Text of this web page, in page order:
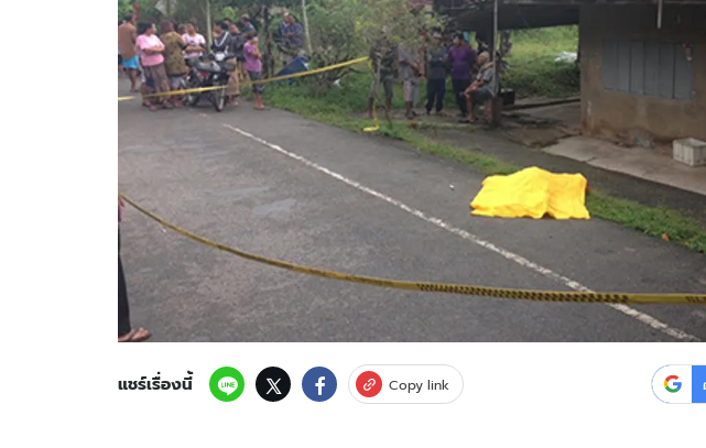
ดาวน์โหลดสนุกแอปฟรี ติดตามสนุกโซเชียลได้ที่
สงวนลิขสิทธิ์ © บริษัท อิมเมจ ฟิวเจอร์ (ประเทศไทย) จำกัด
แชร์เรื่องนี้ Copy link